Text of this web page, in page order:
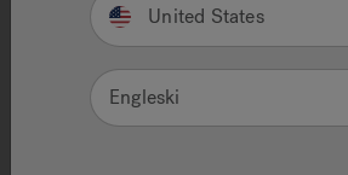
United States
Engleski